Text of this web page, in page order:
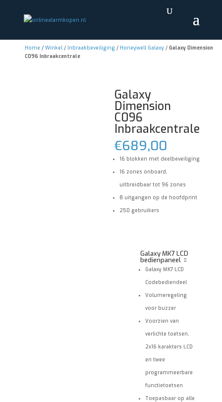
Home / Winkel/ Inbraakbeveiliging / Honeywell Galaxy / Galaxy Dimension
C096 Inbraakcentrale
Galaxy
Dimension
C096
Inbraakcentrale
€689,00
16 blokken met deelbeveiliging
16 zones onboard,
uitbreidbaar tot 96 zones
8 uitgangen op de hoofdprint
250 gebruikers
Galaxy MK7 LCD
bedienpaneel
Galaxy MK7 LCD
Codebediendeel
Volumeregeling
voor buzzer
Voorzien van
verlichte toetsen,
2x16 karakters LCD
en twee
programmeerbare
functietoetsen
Toepasbaar op alle